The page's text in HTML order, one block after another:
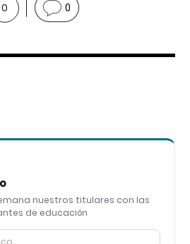
0 0
nuestros titulares con las
de educación